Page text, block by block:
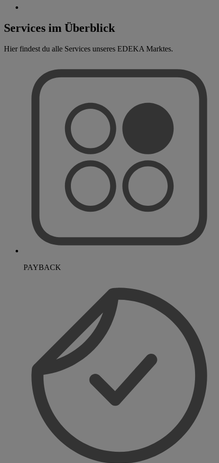
Services im Überblick
Hier findest du alle Services unseres EDEKA Marktes.
PAYBACK